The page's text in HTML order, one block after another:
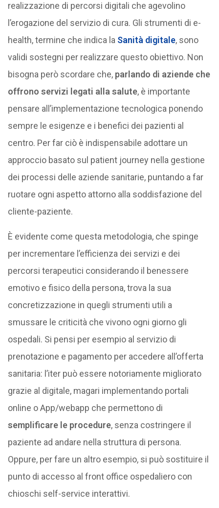
realizzazione di percorsi digitali che agevolino
l’erogazione del servizio di cura. Gli strumenti di e-
health, termine che indica la Sanità digitale, sono
validi sostegni per realizzare questo obiettivo. Non
bisogna però scordare che, parlando di aziende che
offrono servizi legati alla salute, è importante
pensare all’implementazione tecnologica ponendo
sempre le esigenze e i benefici dei pazienti al
centro. Per far ciò è indispensabile adottare un
approccio basato sul patient journey nella gestione
dei processi delle aziende sanitarie, puntando a far
ruotare ogni aspetto attorno alla soddisfazione del
cliente-paziente.
È evidente come questa metodologia, che spinge
per incrementare l’efficienza dei servizi e dei
percorsi terapeutici considerando il benessere
emotivo e fisico della persona, trova la sua
concretizzazione in quegli strumenti utili a
smussare le criticità che vivono ogni giorno gli
ospedali. Si pensi per esempio al servizio di
prenotazione e pagamento per accedere all’offerta
sanitaria: l’iter può essere notoriamente migliorato
grazie al digitale, magari implementando portali
online o App/webapp che permettono di
semplificare le procedure, senza costringere il
paziente ad andare nella struttura di persona.
Oppure, per fare un altro esempio, si può sostituire il
punto di accesso al front office ospedaliero con
chioschi self-service interattivi.